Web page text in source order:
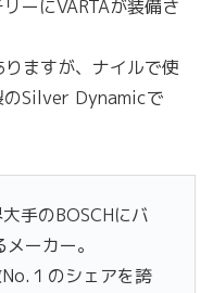
ーにVARTAが装備さ
ますが、ナイルで使
のSilver Dynamicで
手のBOSCHにバ
ーカー。
１のシェアを誇